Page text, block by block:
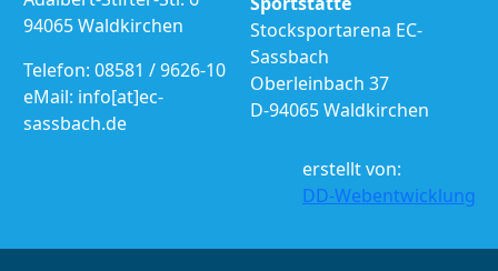
94065 Waldkirchen
Telefon: 08581 / 9626-10
eMail: info[at]ec-
sassbach.de
Stocksportarena EC-
Sassbach
Oberleinbach 37
D-94065 Waldkirchen
erstellt von:
DD-Webentwicklung